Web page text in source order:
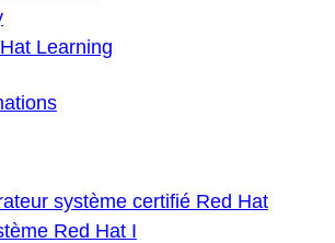
Learning
système certifié Red Hat
Red Hat I